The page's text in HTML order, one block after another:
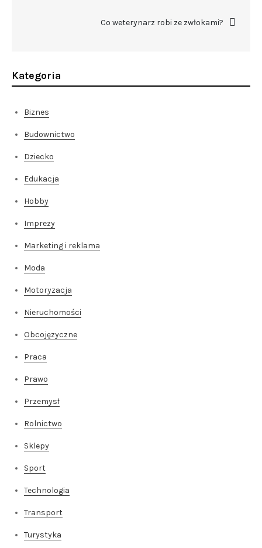
Co weterynarz robi ze zwłokami?
Kategoria
Biznes
Budownictwo
Dziecko
Edukacja
Hobby
Imprezy
Marketing i reklama
Moda
Motoryzacja
Nieruchomości
Obcojęzyczne
Praca
Prawo
Przemysł
Rolnictwo
Sklepy
Sport
Technologia
Transport
Turystyka